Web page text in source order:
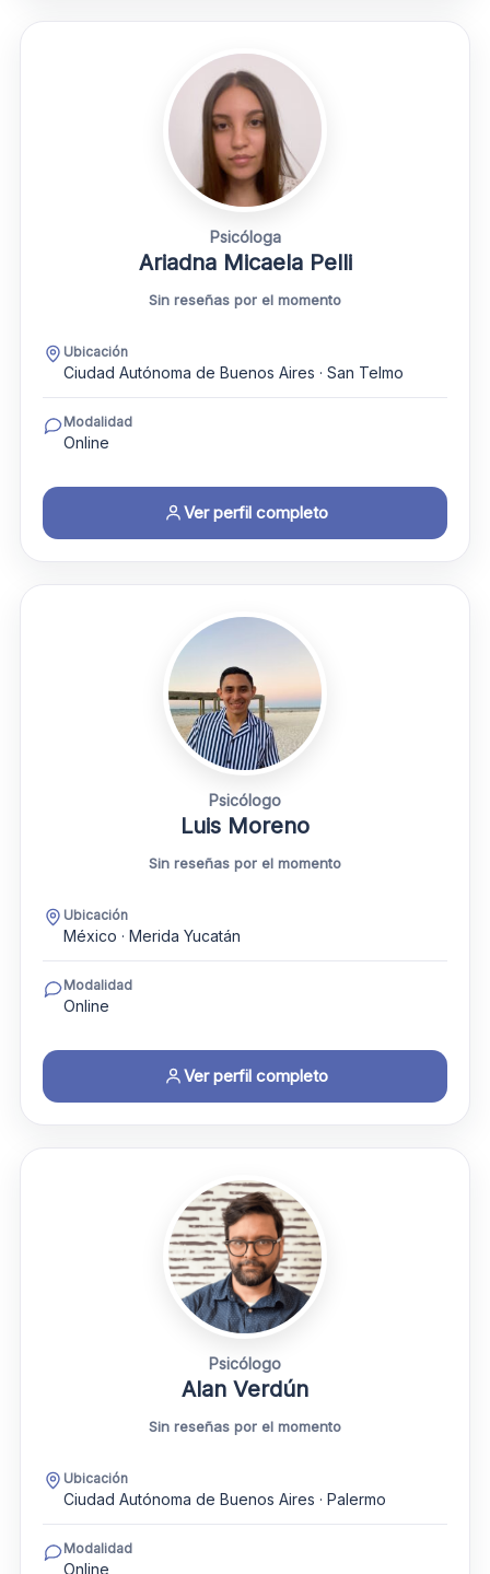
Psicóloga
Ariadna Micaela Pelli
Sin reseñas por el momento
Ubicación
Ciudad Autónoma de Buenos Aires · San Telmo
Modalidad
Online
Ver perfil completo
Psicólogo
Luis Moreno
Sin reseñas por el momento
Ubicación
México · Merida Yucatán
Modalidad
Online
Ver perfil completo
Psicólogo
Alan Verdún
Sin reseñas por el momento
Ubicación
Ciudad Autónoma de Buenos Aires · Palermo
Modalidad
Online